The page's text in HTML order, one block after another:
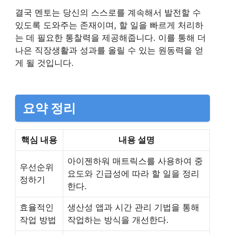
결국 멘토는 당신의 스스로를 계속해서 발전할 수
있도록 도와주는 존재이며, 할 일을 빠르게 처리하
는 데 필요한 통찰력을 제공해줍니다. 이를 통해 더
나은 직장생활과 성과를 올릴 수 있는 원동력을 얻
게 될 것입니다.
요약 정리
핵심 내용 내용 설명
우선순위
정하기
아이젠하워 매트릭스를 사용하여 중
요도와 긴급성에 따라 할 일을 정리
한다.
효율적인
작업 방법
생산성 앱과 시간 관리 기법을 통해
작업하는 방식을 개선한다.